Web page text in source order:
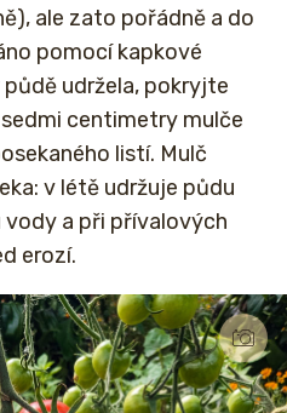
ale zato pořádně a do
pomocí kapkové
udržela, pokryjte
centimetry mulče
listí. Mulč
v létě udržuje půdu
vody a při přívalových
erozí.